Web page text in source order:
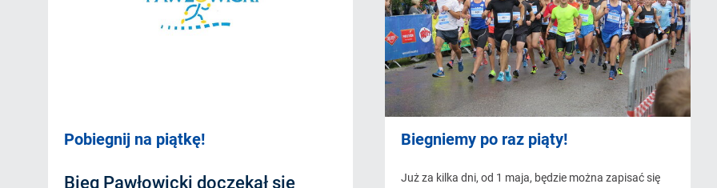
Pobiegnij na piątkę!
Bieg Pawłowicki doczekał się
Biegniemy po raz piąty!
Już za kilka dni, od 1 maja, będzie można zapisać się